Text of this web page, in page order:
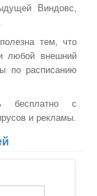
Виндовс,
тем, что
любой внешний
по расписанию
бесплатно с
и рекламы.